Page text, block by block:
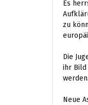
Es
zu
Die
ihr Bild
werden.
Neue